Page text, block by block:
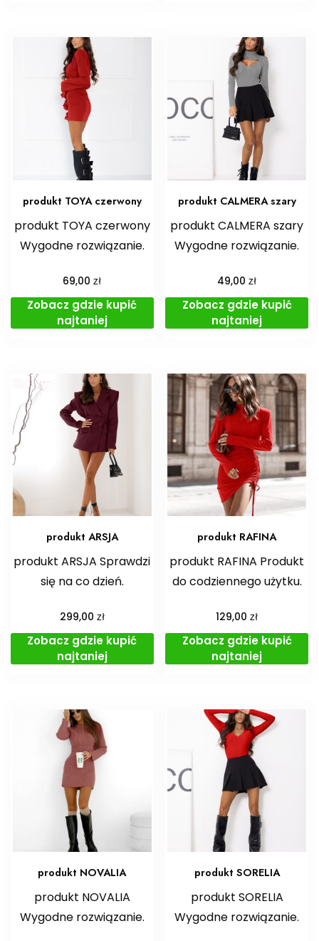
produkt TOYA czerwony
produkt TOYA czerwony
Wygodne rozwiązanie.
69,00zł
Zobacz gdzie kupić
najtaniej
produkt CALMERA szary
produkt CALMERA szary
Wygodne rozwiązanie.
49,00zł
Zobacz gdzie kupić
najtaniej
produkt ARSJA
produkt ARSJA Sprawdzi
się na co dzień.
299,00 zł
Zobacz gdzie kupić
najtaniej
produkt RAFINA
produkt RAFINA Produkt
do codziennego użytku.
129,00zł
Zobacz gdzie kupić
najtaniej
produkt NOVALIA
produkt NOVALIA
Wygodne rozwiązanie.
produkt SORELIA
produkt SORELIA
Wygodne rozwiązanie.